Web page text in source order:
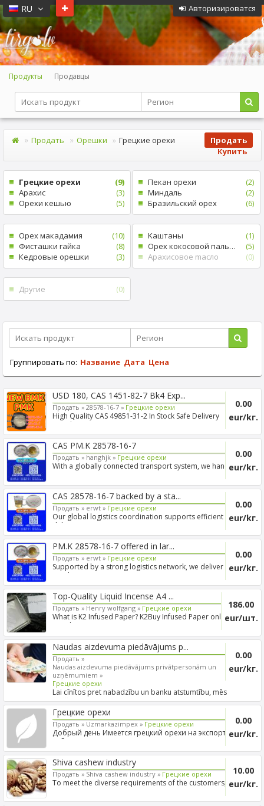
Авторизироватся
RU
Продукты Продавцы
Продать Oрешки Грецкие орехи
Продать
Купить
Грецкие орехи
(9)
Арахис
(3)
Орехи кешью
(5)
Пекан орехи
(2)
Mиндаль
(2)
Бразильский орех
(6)
Oрех макадамия
(10)
Фисташки гайка
(8)
Кедровые oрешки
(3)
Kаштаны
(1)
Орех кокосовой пальмы
(5)
Арахисовое mасло
(0)
Другие (0)
Группировать по: Название Дата Цена
USD 180, CAS 1451-82-7 Bk4 Exp...
Продать » 28578-16-7 » Грецкие орехи
High Quality CAS 49851-31-2 In Stock Safe Delivery
Good Pric...
0.00
eur/kг.
CAS PM.K 28578-16-7
Продать » hanghjk » Грецкие орехи
With a globally connected transport system, we handle
0.00
eur/kг.
CAS 28578-16-7 backed by a sta...
Продать »erwt »Грецкие орехи
Our global logistics coordination supports efficient
deliver...
0.00
eur/kг.
PM.K 28578-16-7 offered in lar...
Продать » erwt » Грецкие орехи
Supported by a strong logistics network, we deliver
products...
0.00
eur/kг.
Top-Quality Liquid Incense A4 ...
Продать » Henry wolfgang » Грецкие орехи
What is K2 Infused Paper? K2Buy Infused Paper online
– each ...
186.00
eur/шт.
Naudas aizdevuma piedāvājums p...
Продать »
Naudas aizdevuma piedāvājums privātpersonām un
uzņēmumiem »
Грецкие орехи
Lai cīnītos pret nabadzību un banku atstumtību, mēs
piešķira...
0.00
eur/kг.
Грецкие орехи
Продать »Uzmarkazimpex »Грецкие орехи
Добрый день Имеется грецкий орехи на экспорт из
Узбекистан. ...
0.00
eur/kг.
Shiva cashew industry
Продать » Shiva cashew industry » Грецкие орехи
To meet the diverse requirements of the customers,
10.00
eur/kг.